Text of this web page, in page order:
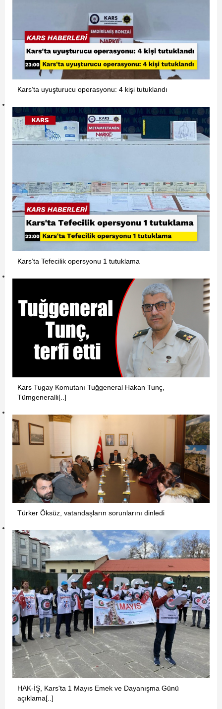
Kars’ta uyuşturucu operasyonu: 4 kişi tutuklandı
Kars’ta Tefecilik opersyonu 1 tutuklama
Kars Tugay Komutanı Tuğgeneral Hakan Tunç,
Tümgeneralli[..]
Türker Öksüz, vatandaşların sorunlarını dinledi
HAK-İŞ, Kars'ta 1 Mayıs Emek ve Dayanışma Günü
açıklama[..]